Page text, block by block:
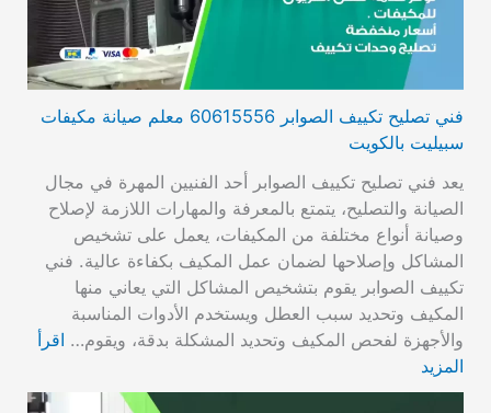
فني تصليح تكييف الصوابر 60615556 معلم صيانة مكيفات
سبيليت بالكويت
يعد فني تصليح تكييف الصوابر أحد الفنيين المهرة في مجال
الصيانة والتصليح، يتمتع بالمعرفة والمهارات اللازمة لإصلاح
وصيانة أنواع مختلفة من المكيفات، يعمل على تشخيص
المشاكل وإصلاحها لضمان عمل المكيف بكفاءة عالية. فني
تكييف الصوابر يقوم بتشخيص المشاكل التي يعاني منها
المكيف وتحديد سبب العطل ويستخدم الأدوات المناسبة
والأجهزة لفحص المكيف وتحديد المشكلة بدقة، ويقوم… اقرأ
المزيد